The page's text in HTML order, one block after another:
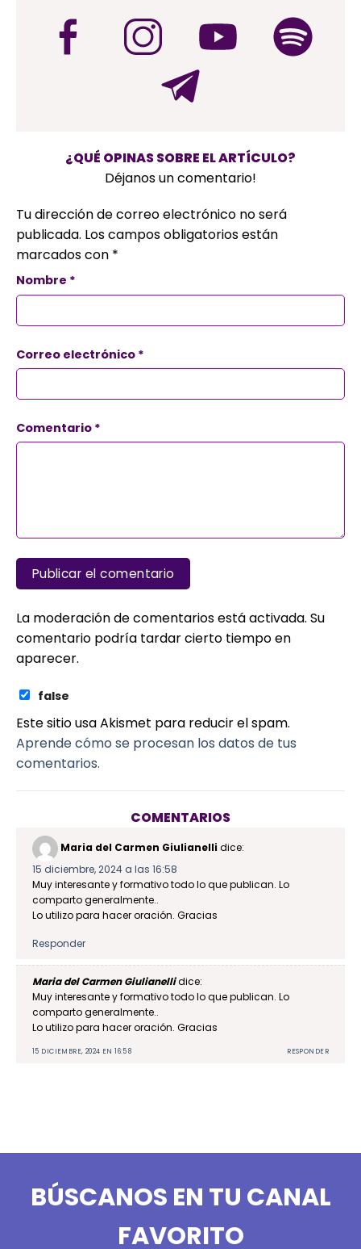
¿QUÉ OPINAS SOBRE EL ARTÍCULO?
Déjanos un comentario!
Tu dirección de correo electrónico no será
publicada. Los campos obligatorios están
marcados con *
Nombre *
Correo electrónico *
Comentario *
La moderación de comentarios está activada. Su
comentario podría tardar cierto tiempo en
aparecer.
false
Este sitio usa Akismet para reducir el spam.
Aprende cómo se procesan los datos de tus
comentarios.
COMENTARIOS
Maria del Carmen Giulianellidice:
15 diciembre, 2024 a las 16:58
Muy interesante y formativo todo lo que publican. Lo
comparto generalmente..
Lo utilizo para hacer oración. Gracias
Responder
Maria del Carmen Giulianellidice:
Muy interesante y formativo todo lo que publican. Lo
comparto generalmente..
Lo utilizo para hacer oración. Gracias
15 DICIEMBRE, 2024 EN 16:58 RESPONDER
BÚSCANOS EN TU CANAL
FAVORITO